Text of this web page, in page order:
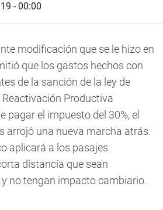
- 00:00
modificación que se le hizo en
que los gastos hechos con
de la sanción de la ley de
Productiva
pagar el impuesto del 30%, el
arrojó una nueva marcha atrás:
aplicará a los pasajes
distancia que sean
no tengan impacto cambiario.